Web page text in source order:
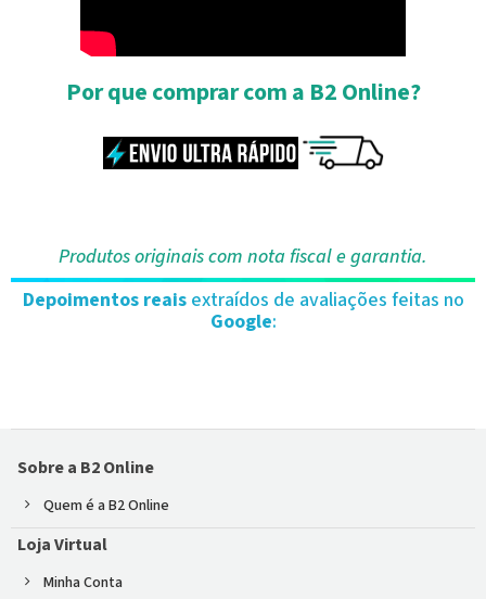
Por que comprar com a B2 Online?
Produtos originais com nota fiscal e garantia.
Depoimentos reaisextraídos de avaliações feitas no
Google:
Sobre a B2 Online
Quem é a B2 Online
Loja Virtual
Minha Conta